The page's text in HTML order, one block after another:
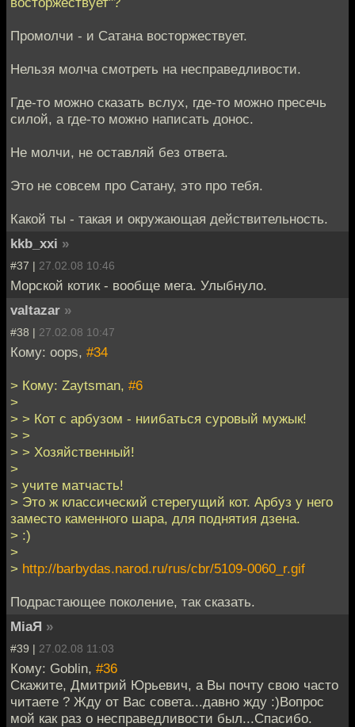
Промолчи - и Сатана восторжествует.
Нельзя молча смотреть на несправедливости.
Где-то можно сказать вслух, где-то можно пресечь
силой, а где-то можно написать донос.
Не молчи, не оставляй без ответа.
Это не совсем про Сатану, это про тебя.
Какой ты - такая и окружающая действительность.
kkb_xxi »
#37 | 27.02.08 10:46
Морской котик - вообще мега. Улыбнуло.
valtazar »
#38 | 27.02.08 10:47
Кому: oops, #34
> Кому: Zaytsman, #6
>
> > Кот с арбузом - ниибаться суровый мужык!
> >
> > Хозяйственный!
>
> учите матчасть!
> Это ж классический стерегущий кот. Арбуз у него
заместо каменного шара, для поднятия дзена.
> :)
>
> http://barbydas.narod.ru/rus/cbr/5109-0060_r.gif
Подрастающее поколение, так сказать.
MiaЯ »
#39 | 27.02.08 11:03
Кому: Goblin, #36
Скажите, Дмитрий Юрьевич, а Вы почту свою часто
читаете ? Жду от Вас совета...давно жду :)Вопрос
мой как раз о несправедливости был...Спасибо.